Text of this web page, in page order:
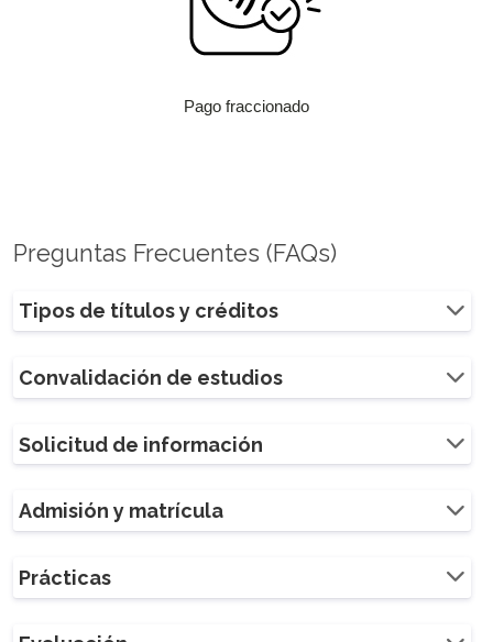
Pago fraccionado
Preguntas Frecuentes (FAQs)
Tipos de títulos y créditos
Convalidación de estudios
Solicitud de información
Admisión y matrícula
Prácticas